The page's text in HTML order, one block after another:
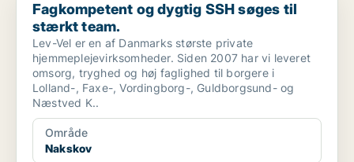
Fagkompetent og dygtig SSH søges til
stærkt team.
Lev-Vel er en af Danmarks største private
hjemmeplejevirksomheder. Siden 2007 har vi leveret
omsorg, tryghed og høj faglighed til borgere i
Lolland-, Faxe-, Vordingborg-, Guldborgsund- og
Næstved K..
Område
Nakskov